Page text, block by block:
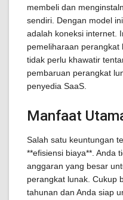
membeli dan
sendiri. Dengan model
adalah koneksi internet.
pemeliharaan perangkat
tidak perlu khawatir
pembaruan perangkat
penyedia SaaS.
Manfaat
Salah satu keuntungan
**efisiensi biaya**. Anda
anggaran yang besar
perangkat lunak. Cukup
tahunan dan Anda siap